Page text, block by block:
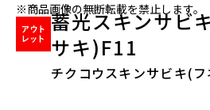
※商品画像の無断転載を禁止します。
蓄光スキンサビ
サキ)F11
チクコウスキンサビキ(フ